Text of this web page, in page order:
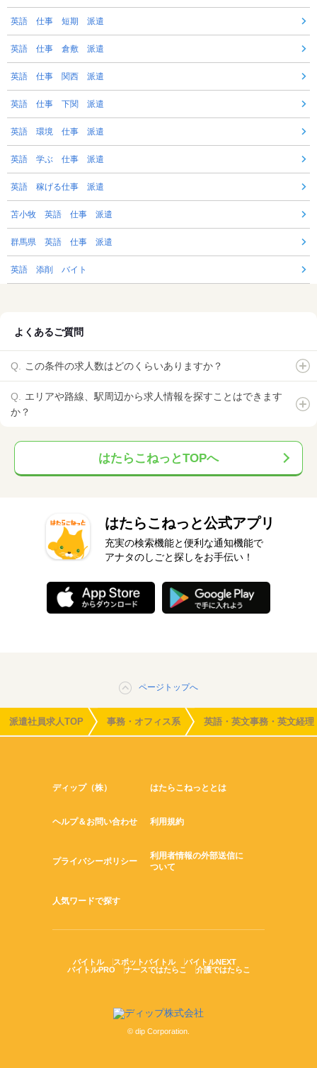
英語 仕事 短期 派遣
英語 仕事 倉敷 派遣
英語 仕事 関西 派遣
英語 仕事 下関 派遣
英語 環境 仕事 派遣
英語 学ぶ 仕事 派遣
英語 稼げる仕事 派遣
苫小牧 英語 仕事 派遣
群馬県 英語 仕事 派遣
英語 添削 バイト
よくあるご質問
この条件の求人数はどのくらいありますか？
エリアや路線、駅周辺から求人情報を探すことはできます
か？
はたらこねっとTOPへ
はたらこねっと公式アプリ
充実の検索機能と便利な通知機能で
アナタのしごと探しをお手伝い！
ページトップへ
派遣社員求人TOP 事務・オフィス系 英語・英文事務・英文経理
ディップ（株） はたらこねっととは
ヘルプ＆お問い合わせ 利用規約
プライバシーポリシー
利用者情報の外部送信に
ついて
人気ワードで探す
バイトル スポットバイトル
バイトルNEXT
バイトルPRO
ナースではたらこ 介護ではたらこ
© dip Corporation.